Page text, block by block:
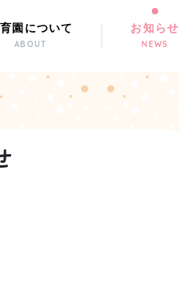
園について
ABOUT
お知らせ
NEWS